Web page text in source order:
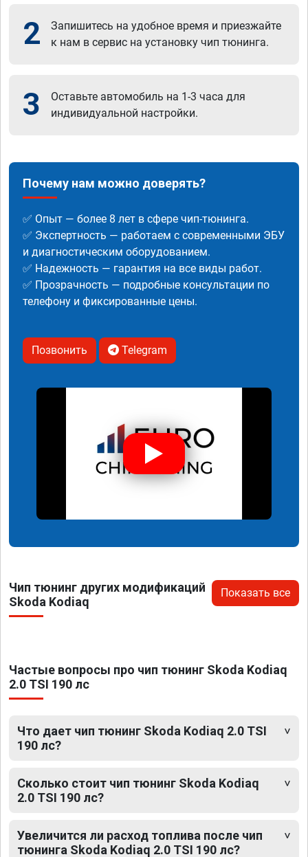
2
Запишитесь на удобное время и приезжайте
к нам в сервис на установку чип тюнинга.
3
Оставьте автомобиль на 1-3 часа для
индивидуальной настройки.
Почему нам можно доверять?
✅ Опыт — более 8 лет в сфере чип-тюнинга.
✅ Экспертность — работаем с современными ЭБУ
и диагностическим оборудованием.
✅ Надежность — гарантия на все виды работ.
✅ Прозрачность — подробные консультации по
телефону и фиксированные цены.
Позвонить Telegram
Чип тюнинг других модификаций
Skoda Kodiaq
Показать все
Частые вопросы про чип тюнинг Skoda Kodiaq
2.0 TSI 190 лс
Что дает чип тюнинг Skoda Kodiaq 2.0 TSI
190 лс?
Сколько стоит чип тюнинг Skoda Kodiaq
2.0 TSI 190 лс?
Увеличится ли расход топлива после чип
тюнинга Skoda Kodiaq 2.0 TSI 190 лс?